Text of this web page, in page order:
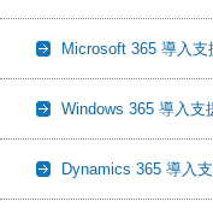
Microsoft 365 導入支
Windows 365 導入支
Dynamics 365 導入